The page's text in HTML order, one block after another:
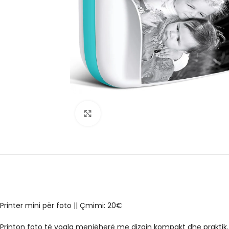
Printer mini për foto || Çmimi: 20€